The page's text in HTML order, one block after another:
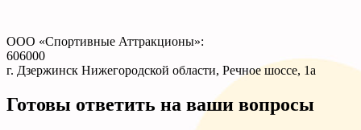
ООО «Спортивные Аттракционы»:
606000
г. Дзержинск Нижегородской области, Речное шоссе, 1а
Готовы ответить на ваши вопросы